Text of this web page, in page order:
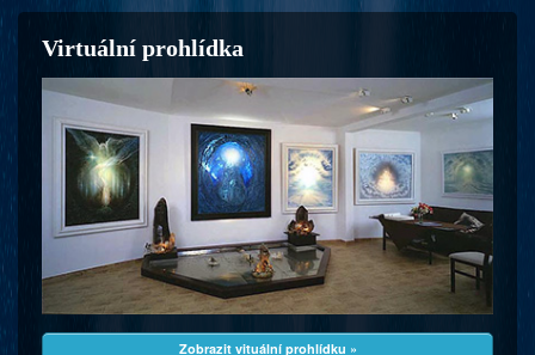
Virtuální prohlídka
Zobrazit vituální prohlídku »